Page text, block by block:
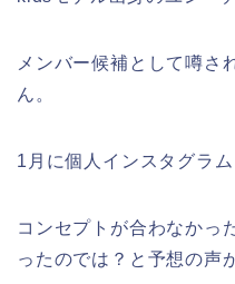
メンバー候補として噂さ
ん。
1月に個人インスタグラ
コンセプトが合わなかっ
ったのでは？と予想の声